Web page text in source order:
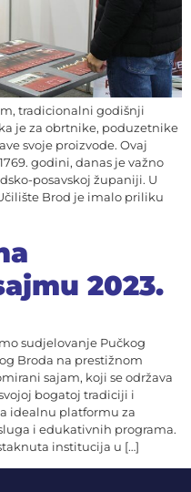
tradicionalni godišnji
je za obrtnike, poduzetnike
svoje proizvode. Ovaj
godini, danas je važno
posavskoj županiji. U
Brod je imalo priliku
2023.
sudjelovanje Pučkog
Broda na prestižnom
sajam, koji se održava
bogatoj tradiciji i
idealnu platformu za
i edukativnih programa.
institucija u […]